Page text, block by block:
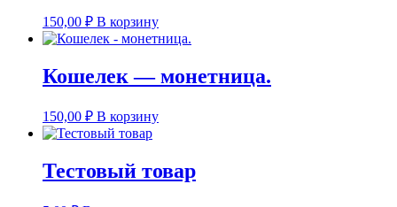
150,00 ₽ В корзину
Кошелек — монетница.
150,00 ₽ В корзину
Тестовый товар